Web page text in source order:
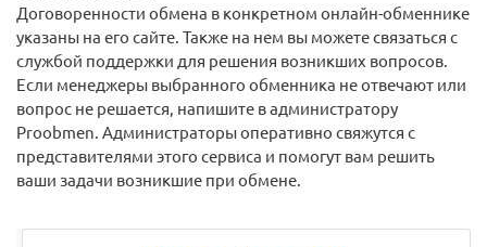
Договоренности обмена в конкретном онлайн-обменнике
указаны на его сайте. Также на нем вы можете связаться с
службой поддержки для решения возникших вопросов.
Если менеджеры выбранного обменника не отвечают или
вопрос не решается, напишите в администратору
Proobmen. Администраторы оперативно свяжутся с
представителями этого сервиса и помогут вам решить
ваши задачи возникшие при обмене.